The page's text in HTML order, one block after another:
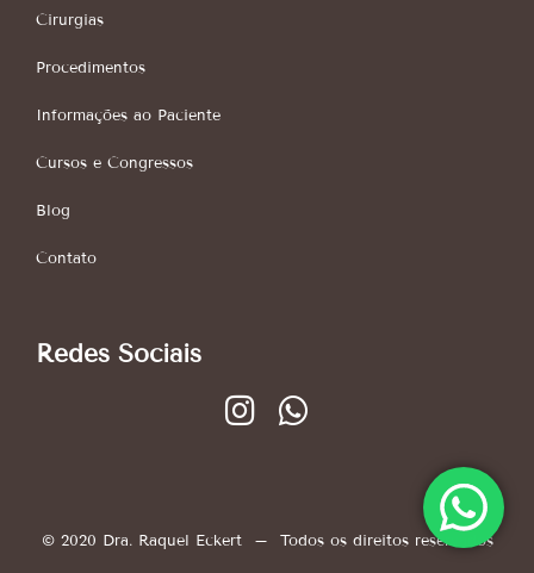
Cirurgias
Procedimentos
Informações ao Paciente
Cursos e Congressos
Blog
Contato
Redes Sociais
© 2020 Dra. Raquel Eckert – Todos os direitos reservados